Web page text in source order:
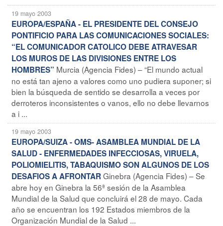
19 mayo 2003
EUROPA/ESPAÑA - EL PRESIDENTE DEL CONSEJO
PONTIFICIO PARA LAS COMUNICACIONES SOCIALES:
“EL COMUNICADOR CATOLICO DEBE ATRAVESAR
LOS MUROS DE LAS DIVISIONES ENTRE LOS
HOMBRES” Murcia (Agencia Fides) – “El mundo actual
no está tan ajeno a valores como uno pudiera suponer; si
bien la búsqueda de sentido se desarrolla a veces por
derroteros inconsistentes o vanos, ello no debe llevarnos
a i ...
19 mayo 2003
EUROPA/SUIZA - OMS- ASAMBLEA MUNDIAL DE LA
SALUD - ENFERMEDADES INFECCIOSAS, VIRUELA,
POLIOMIELITIS, TABAQUISMO SON ALGUNOS DE LOS
DESAFIOS A AFRONTARGinebra (Agencia Fides) – Se
abre hoy en Ginebra la 56ª sesión de la Asamblea
Mundial de la Salud que concluirá el 28 de mayo. Cada
año se encuentran los 192 Estados miembros de la
Organización Mundial de la Salud ...